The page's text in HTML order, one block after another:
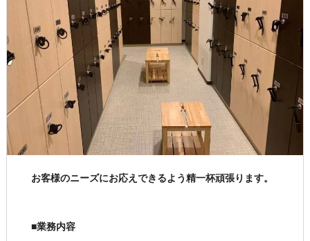
お客様のニーズにお応えできるよう精一杯頑張ります。
■業務内容